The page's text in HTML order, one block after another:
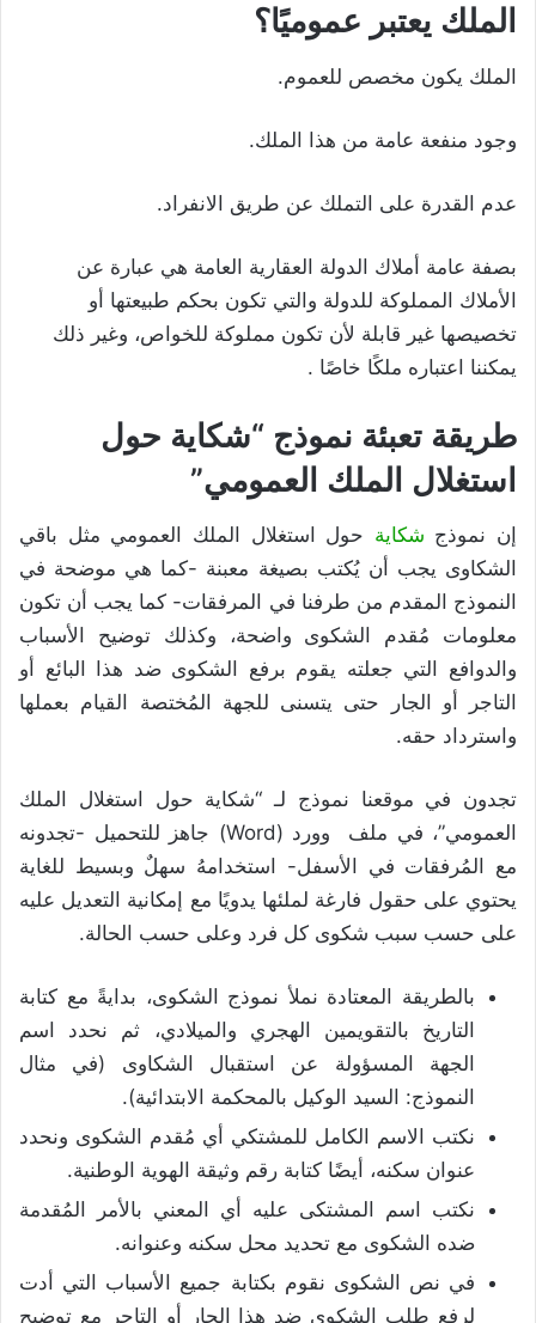
الملك يعتبر عموميًا؟
الملك يكون مخصص للعموم.
وجود منفعة عامة من هذا الملك.
عدم القدرة على التملك عن طريق الانفراد.
بصفة عامة أملاك الدولة العقارية العامة هي عبارة عن
الأملاك المملوكة للدولة والتي تكون بحكم طبيعتها أو
تخصيصها غير قابلة لأن تكون مملوكة للخواص، وغير ذلك
يمكننا اعتباره ملكًا خاصًا .
طريقة تعبئة نموذج “شكاية حول
استغلال الملك العمومي”
إن نموذج شكاية حول استغلال الملك العمومي مثل باقي
الشكاوى يجب أن يُكتب بصيغة معبنة -كما هي موضحة في
النموذج المقدم من طرفنا في المرفقات- كما يجب أن تكون
معلومات مُقدم الشكوى واضحة، وكذلك توضيح الأسباب
والدوافع التي جعلته يقوم برفع الشكوى ضد هذا البائع أو
التاجر أو الجار حتى يتسنى للجهة المُختصة القيام بعملها
واسترداد حقه.
تجدون في موقعنا نموذج لـ “شكاية حول استغلال الملك
العمومي”، في ملف وورد (Word) جاهز للتحميل -تجدونه
مع المُرفقات في الأسفل- استخدامهُ سهلٌ وبسيط للغاية
يحتوي على حقول فارغة لملئها يدويًا مع إمكانية التعديل عليه
على حسب سبب شكوى كل فرد وعلى حسب الحالة.
بالطريقة المعتادة نملأ نموذج الشكوى، بدايةً مع كتابة
التاريخ بالتقويمين الهجري والميلادي، ثم نحدد اسم
الجهة المسؤولة عن استقبال الشكاوى (في مثال
النموذج: السيد الوكيل بالمحكمة الابتدائية).
نكتب الاسم الكامل للمشتكي أي مُقدم الشكوى ونحدد
عنوان سكنه، أيضًا كتابة رقم وثيقة الهوية الوطنية.
نكتب اسم المشتكى عليه أي المعني بالأمر المُقدمة
ضده الشكوى مع تحديد محل سكنه وعنوانه.
في نص الشكوى نقوم بكتابة جميع الأسباب التي أدت
لرفع طلب الشكوى ضد هذا الجار أو التاجر مع توضيح